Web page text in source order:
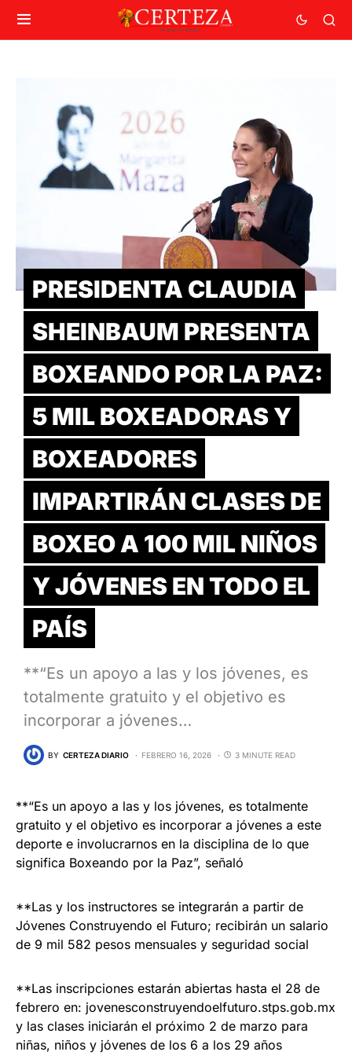
PRESIDENTA CLAUDIA
SHEINBAUM PRESENTA
BOXEANDO POR LA PAZ:
5 MIL BOXEADORAS Y
BOXEADORES
IMPARTIRÁN CLASES DE
BOXEO A 100 MIL NIÑOS
Y JÓVENES EN TODO EL
PAÍS
**“Es un apoyo a las y los jóvenes, es
totalmente gratuito y el objetivo es
incorporar a jóvenes…
BY CERTEZA DIARIO FEBRERO 16, 2026 3 MINUTE READ
**“Es un apoyo a las y los jóvenes, es totalmente
gratuito y el objetivo es incorporar a jóvenes a este
deporte e involucrarnos en la disciplina de lo que
significa Boxeando por la Paz”, señaló
**Las y los instructores se integrarán a partir de
Jóvenes Construyendo el Futuro; recibirán un salario
de 9 mil 582 pesos mensuales y seguridad social
**Las inscripciones estarán abiertas hasta el 28 de
febrero en: jovenesconstruyendoelfuturo.stps.gob.mx
y las clases iniciarán el próximo 2 de marzo para
niñas, niños y jóvenes de los 6 a los 29 años